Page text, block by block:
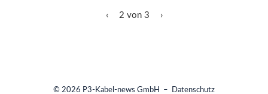
‹ 2 von 3 ›
© 2026 P3-Kabel-news GmbH – Datenschutz